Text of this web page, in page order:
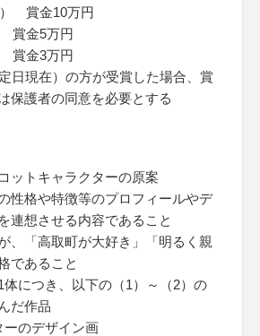
賞金10万円
賞金5万円
賞金3万円
日現在）の方が受賞した場合、賞
保護者の同意を必要とする
ットキャラクターの原案
性格や特徴等のプロフィールやデ
連想させる内容であること
、「高取町が大好き」「明るく親
であること
につき、以下の（1）～（2）の
だ作品
ーのデザイン画